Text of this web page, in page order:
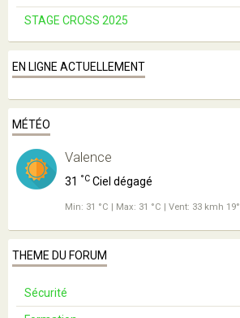
STAGE CROSS 2025
EN LIGNE ACTUELLEMENT
MÉTÉO
Valence
31 °C Ciel dégagé
Min: 31 °C | Max: 31 °C | Vent: 33 kmh 19°
THEME DU FORUM
Sécurité